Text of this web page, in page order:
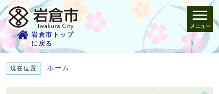
岩倉市トップ
に戻る
メニュー
現在位置 ホーム